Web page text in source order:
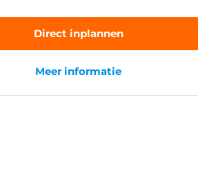
Direct inplannen
Meer informatie